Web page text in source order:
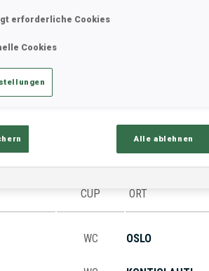
CUP ORT
WC OSLO
erforderliche Cookies
Cookies
Alle ablehnen